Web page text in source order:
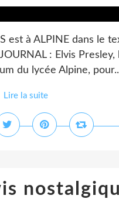
est à ALPINE dans le
: Elvis
du lycée Alpine,
Lire la suite